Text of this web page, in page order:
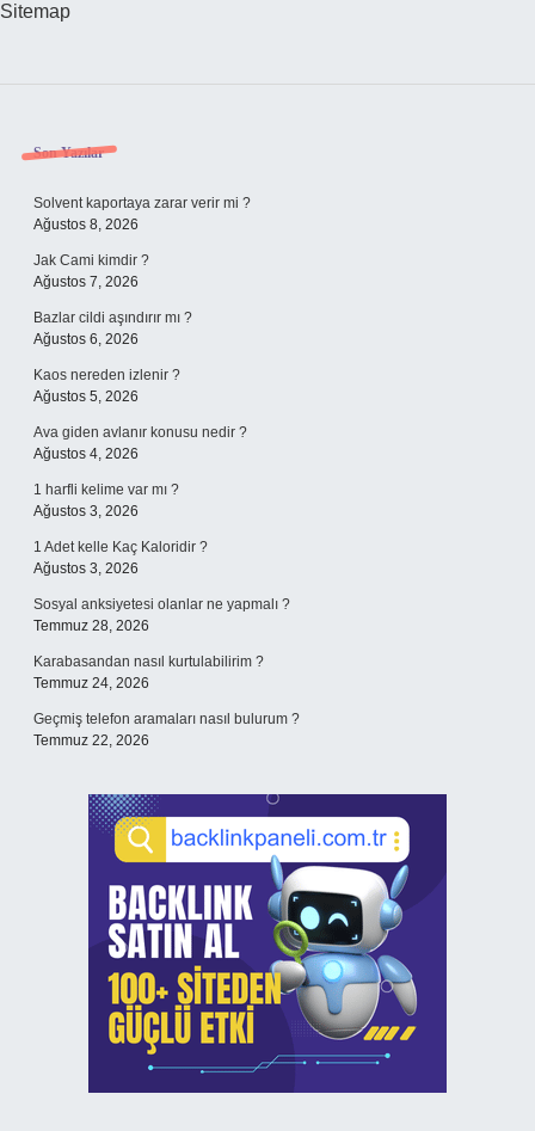
Sitemap
Sidebar
Son Yazılar
Solvent kaportaya zarar verir mi ?
Ağustos 8, 2026
Jak Cami kimdir ?
Ağustos 7, 2026
Bazlar cildi aşındırır mı ?
Ağustos 6, 2026
Kaos nereden izlenir ?
Ağustos 5, 2026
Ava giden avlanır konusu nedir ?
Ağustos 4, 2026
1 harfli kelime var mı ?
Ağustos 3, 2026
1 Adet kelle Kaç Kaloridir ?
Ağustos 3, 2026
Sosyal anksiyetesi olanlar ne yapmalı ?
Temmuz 28, 2026
Karabasandan nasıl kurtulabilirim ?
Temmuz 24, 2026
Geçmiş telefon aramaları nasıl bulurum ?
Temmuz 22, 2026